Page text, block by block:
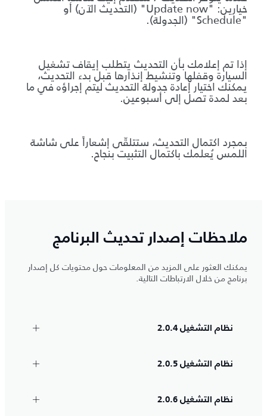
خيارين: "Update now" (التحديث الآن) أو
"Schedule" (الجدولة).
إذا تم إعلامك بأن التحديث يتطلب إيقاف تشغيل
السيارة وقفلها وتنشيط إنذارها قبل بدء التحديث،
يمكنك اختيار إعادة جدولة التحديث ليتم إجراؤه في ما
بعد لمدة تصل إلى أسبوعين.
بمجرد اكتمال التحديث، ستتلقّى إشعاراً على شاشة
اللمس يُعلمك باكتمال التثبيت بنجاح.
ملاحظات إصدار تحديث البرنامج
يمكنك العثور على المزيد من المعلومات حول محتويات كل إصدار
برنامج من خلال الارتباطات التالية.
نظام التشغيل 2.0.4
نظام التشغيل 2.0.5
نظام التشغيل 2.0.6